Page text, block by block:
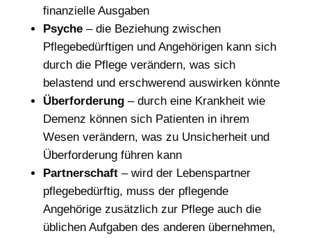
finanzielle Ausgaben
Psyche– die Beziehung zwischen
Pflegebedürftigen und Angehörigen kann sich
durch die Pflege verändern, was sich
belastend und erschwerend auswirken könnte
Überforderung– durch eine Krankheit wie
Demenz können sich Patienten in ihrem
Wesen verändern, was zu Unsicherheit und
Überforderung führen kann
Partnerschaft– wird der Lebenspartner
pflegebedürftig, muss der pflegende
Angehörige zusätzlich zur Pflege auch die
üblichen Aufgaben des anderen übernehmen,